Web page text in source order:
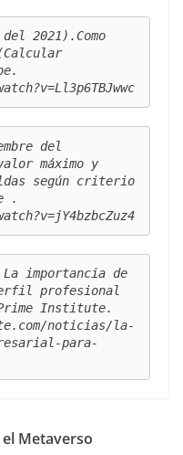
2021).Como
del
máximo y
según criterio
.
importancia de
profesional
Institute.
noticias/la-
para-
Metaverso